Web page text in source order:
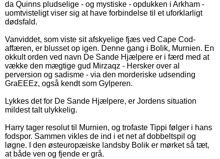
da Quinns pludselige - og mystiske - opdukken i Arkham -
uomtvisteligt viser sig at have forbindelse til et uforklarligt
dødsfald.
Vanviddet, som viste sit afskyelige fjæs ved Cape Cod-
affæren, er blusset op igen. Denne gang i Bolik, Murnien. En
okkult orden ved navn De Sande Hjælpere er i færd med at
vække den mægtige gud Mirzaqz - Hersker over al
perversion og sadisme - via den morderiske udsending
GraEEEz, også kendt som Gylperen.
Lykkes det for De Sande Hjælpere, er Jordens situation
mildest talt ulykkelig.
Harry tager resolut til Murnien, og trofaste Tippi følger i hans
fodspor. Sammen vikles de ind i et net af dobbeltspil og
løgne. I den østeuropæiske landsby Bolik er mørket så tæt,
at både ven og fjende er grå.